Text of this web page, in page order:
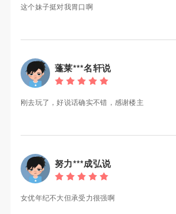
这个妹子挺对我胃口啊
蓬莱***名轩说
刚去玩了，好说话确实不错，感谢楼主
努力***成弘说
女优年纪不大但承受力很强啊